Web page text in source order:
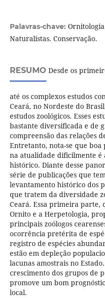
Palavras-chave:
Naturalistas. Conservação.
RESUMO Desde os
até os complexos estudos
Ceará, no Nordeste do
estudos zoológicos. Esses
bastante diversificada e de
compreensão das relações
Entretanto, nota-se que boa
na atualidade dificilmente é
histórico. Diante desse
série de publicações que
levantamento histórico dos
que tratem da diversidade
Ceará. Essa primeira parte,
Ornito e a Herpetologia,
principais zoólogos
ocorrência pretérita de
registro de espécies
estão em depleção
lacunas amostrais no
crescimento dos grupos de
promove um bom
local.